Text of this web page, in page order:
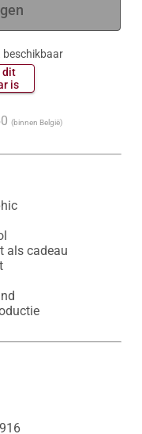
beschikbaar
dit
artikel beschikbaar is
(binnen België)
als cadeau